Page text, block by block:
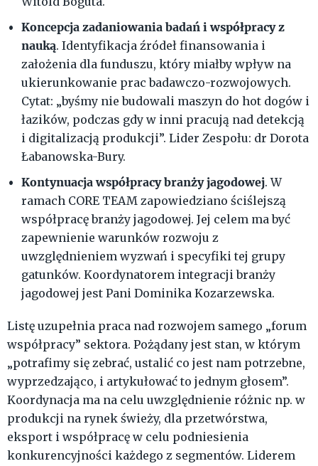
Koncepcja zadaniowania badań i współpracy z
nauką. Identyfikacja źródeł finansowania i
założenia dla funduszu, który miałby wpływ na
ukierunkowanie prac badawczo-rozwojowych.
Cytat: „byśmy nie budowali maszyn do hot dogów i
łazików, podczas gdy w inni pracują nad detekcją
i digitalizacją produkcji”. Lider Zespołu: dr Dorota
Łabanowska-Bury.
Kontynuacja współpracy branży jagodowej. W
ramach CORE TEAM zapowiedziano ściślejszą
współpracę branży jagodowej. Jej celem ma być
zapewnienie warunków rozwoju z
uwzględnieniem wyzwań i specyfiki tej grupy
gatunków. Koordynatorem integracji branży
jagodowej jest Pani Dominika Kozarzewska.
Listę uzupełnia praca nad rozwojem samego „forum
współpracy” sektora. Pożądany jest stan, w którym
„potrafimy się zebrać, ustalić co jest nam potrzebne,
wyprzedzająco, i artykułować to jednym głosem”.
Koordynacja ma na celu uwzględnienie różnic np. w
produkcji na rynek świeży, dla przetwórstwa,
eksport i współpracę w celu podniesienia
konkurencyjności każdego z segmentów. Liderem